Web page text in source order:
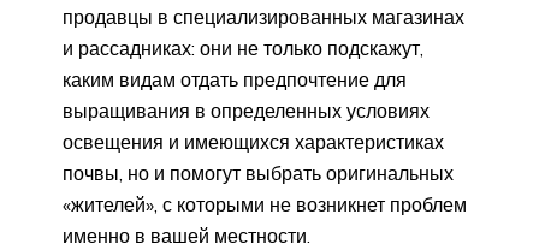
продавцы в специализированных магазинах
и рассадниках: они не только подскажут,
каким видам отдать предпочтение для
выращивания в определенных условиях
освещения и имеющихся характеристиках
почвы, но и помогут выбрать оригинальных
«жителей», с которыми не возникнет проблем
именно в вашей местности.